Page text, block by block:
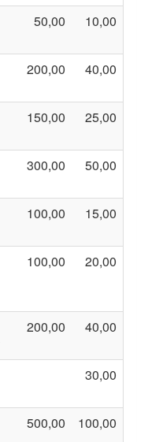
50,00 10,00
200,00 40,00
150,00 25,00
300,00 50,00
100,00 15,00
100,00 20,00
200,00 40,00
30,00
500,00 100,00